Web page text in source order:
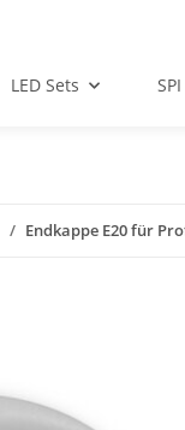
LED Sets
Endkappe E20 für